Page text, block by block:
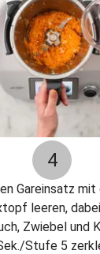
4
Gareinsatz
leeren,
Zwiebel und
Stufe 5